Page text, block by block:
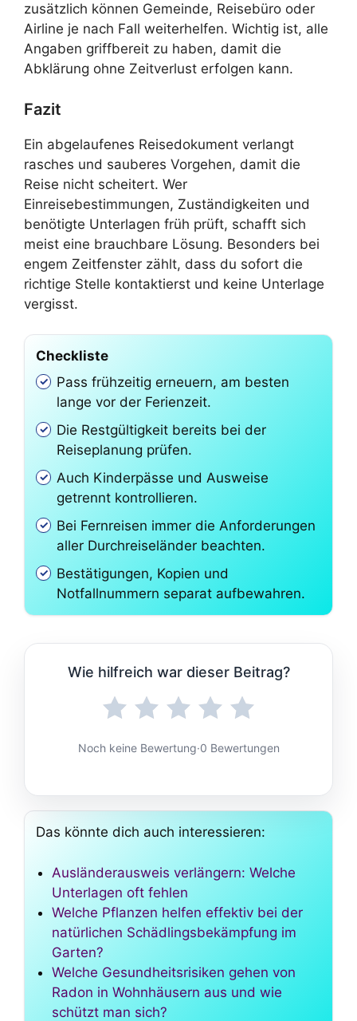
zusätzlich können Gemeinde, Reisebüro oder
Airline je nach Fall weiterhelfen. Wichtig ist, alle
Angaben griffbereit zu haben, damit die
Abklärung ohne Zeitverlust erfolgen kann.
Fazit
Ein abgelaufenes Reisedokument verlangt
rasches und sauberes Vorgehen, damit die
Reise nicht scheitert. Wer
Einreisebestimmungen, Zuständigkeiten und
benötigte Unterlagen früh prüft, schafft sich
meist eine brauchbare Lösung. Besonders bei
engem Zeitfenster zählt, dass du sofort die
richtige Stelle kontaktierst und keine Unterlage
vergisst.
Checkliste
Pass frühzeitig erneuern, am besten
lange vor der Ferienzeit.
Die Restgültigkeit bereits bei der
Reiseplanung prüfen.
Auch Kinderpässe und Ausweise
getrennt kontrollieren.
Bei Fernreisen immer die Anforderungen
aller Durchreiseländer beachten.
Bestätigungen, Kopien und
Notfallnummern separat aufbewahren.
Wie hilfreich war dieser Beitrag?
Noch keine Bewertung·0 Bewertungen
Das könnte dich auch interessieren:
Ausländerausweis verlängern: Welche
Unterlagen oft fehlen
Welche Pflanzen helfen effektiv bei der
natürlichen Schädlingsbekämpfung im
Garten?
Welche Gesundheitsrisiken gehen von
Radon in Wohnhäusern aus und wie
schützt man sich?